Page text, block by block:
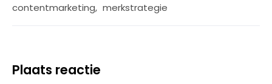
contentmarketing, merkstrategie
Plaats reactie